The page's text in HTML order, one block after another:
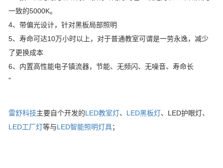
一致的5000K。
4、带偏光设计，针对黑板局部照明
5、寿命可达10万小时以上，对于普通教室可谓是一劳永逸，减少
了更换成本
6、内置高性能电子镇流器，节能、无频闪、无噪音、寿命长
"
雷舒科技主要自个开发的LED教室灯、 LED黑板灯、LED护眼灯、
LED工厂灯等与LED智能照明灯具；